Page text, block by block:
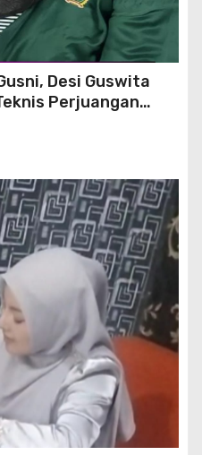
Desi Guswita
Perjuangan